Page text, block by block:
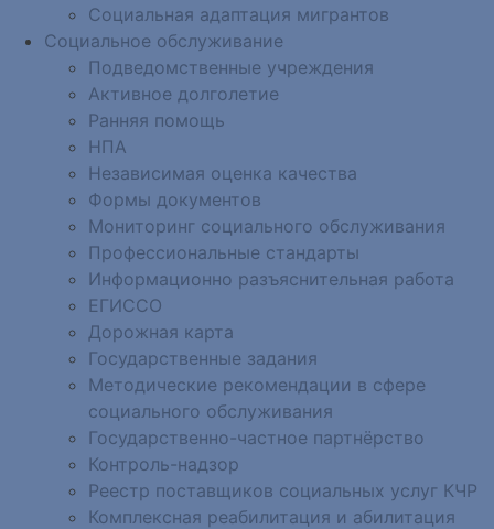
Социальная адаптация мигрантов
Социальное обслуживание
Подведомственные учреждения
Активное долголетие
Ранняя помощь
НПА
Независимая оценка качества
Формы документов
Мониторинг социального обслуживания
Профессиональные стандарты
Информационно разъяснительная работа
ЕГИССО
Дорожная карта
Государственные задания
Методические рекомендации в сфере
социального обслуживания
Государственно-частное партнёрство
Контроль-надзор
Реестр поставщиков социальных услуг КЧР
Комплексная реабилитация и абилитация